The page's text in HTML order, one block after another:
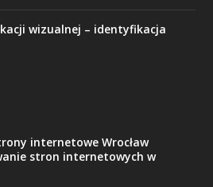
wizualnej – identyfikacja
internetowe Wrocław
stron internetowych w